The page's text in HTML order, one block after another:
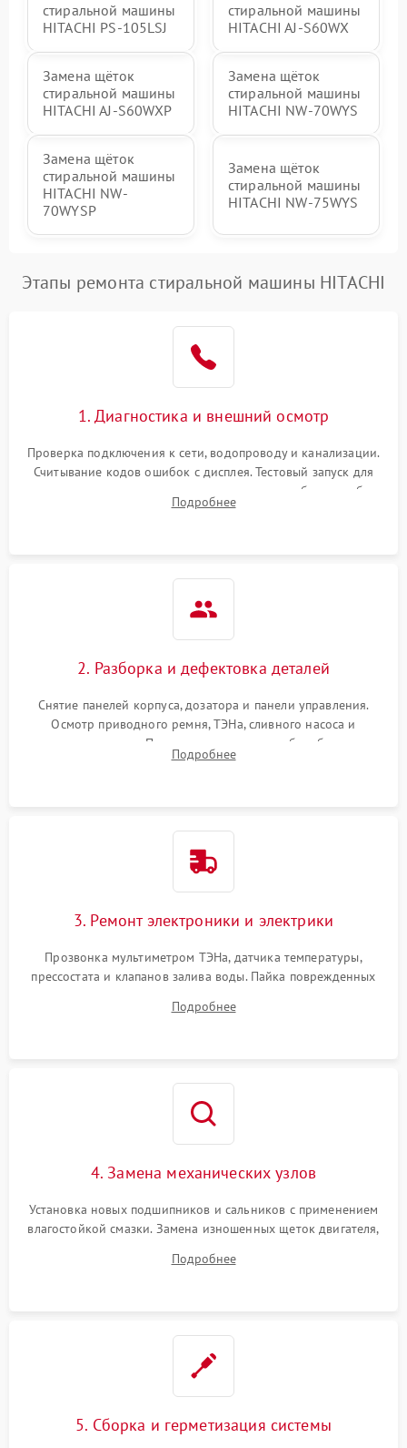
стиральной машины
HITACHI PS-105LSJ
стиральной машины
HITACHI AJ-S60WX
Замена щёток
стиральной машины
HITACHI AJ-S60WXP
Замена щёток
стиральной машины
HITACHI NW-70WYS
Замена щёток
стиральной машины
HITACHI NW-
70WYSP
Замена щёток
стиральной машины
HITACHI NW-75WYS
Этапы ремонта стиральной машины HITACHI
1. Диагностика и внешний осмотр
Проверка подключения к сети, водопроводу и канализации.
Считывание кодов ошибок с дисплея. Тестовый запуск для
выявления посторонних шумов, протечек или сбоев в работе
электронного модуля управления.
Подробнее
2. Разборка и дефектовка деталей
Снятие панелей корпуса, дозатора и панели управления.
Осмотр приводного ремня, ТЭНа, сливного насоса и
амортизаторов. Проверка подшипников барабана и
крестовины на износ, а манжеты люка на разрывы.
Подробнее
3. Ремонт электроники и электрики
Прозвонка мультиметром ТЭНа, датчика температуры,
прессостата и клапанов залива воды. Пайка поврежденных
Восстановление целостности проводки и контактов.
Подробнее
4. Замена механических узлов
Установка новых подшипников и сальников с применением
влагостойкой смазки. Замена изношенных щеток двигателя,
или поврежденной резиновой манжеты.
Подробнее
5. Сборка и герметизация системы